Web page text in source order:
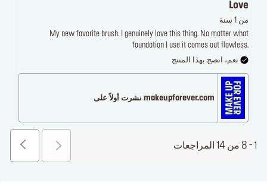
Love
من 1 سنة
My new favorite brush. I genuinely love this thing. No matter what
foundation I use it comes out flawless.
نعم، انصح بهذا المنتج
makeupforever.com نشرت أولاً على
1 - 8 من 14 المراجعات